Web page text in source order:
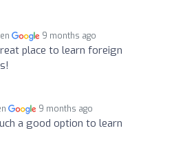
9 months ago
place to learn foreign
9 months ago
a good option to learn